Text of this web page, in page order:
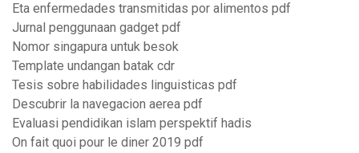
Eta enfermedades transmitidas por alimentos pdf
Jurnal penggunaan gadget pdf
Nomor singapura untuk besok
Template undangan batak cdr
Tesis sobre habilidades linguisticas pdf
Descubrir la navegacion aerea pdf
Evaluasi pendidikan islam perspektif hadis
On fait quoi pour le diner 2019 pdf